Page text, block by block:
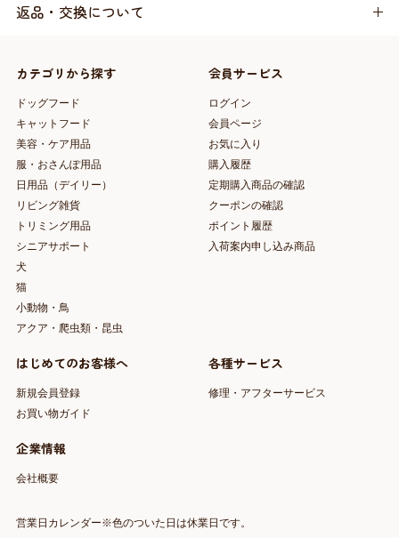
返品・交換について
カテゴリから探す
ドッグフード
キャットフード
美容・ケア用品
服・おさんぽ用品
日用品（デイリー）
リビング雑貨
トリミング用品
シニアサポート
犬
猫
小動物・鳥
アクア・爬虫類・昆虫
会員サービス
ログイン
会員ページ
お気に入り
購入履歴
定期購入商品の確認
クーポンの確認
ポイント履歴
入荷案内申し込み商品
はじめてのお客様へ
新規会員登録
お買い物ガイド
各種サービス
修理・アフターサービス
企業情報
会社概要
営業日カレンダー※色のついた日は休業日です。